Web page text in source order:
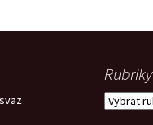
Rubriky
Rubriky